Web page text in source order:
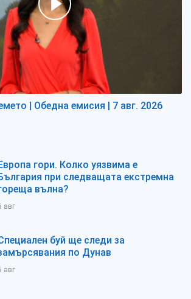
| Обедна емисия | 7 авг. 2026
гори. Колко уязвима е
при следващата екстремна
вълна?
авг
буй ще следи за
по Дунав
авг